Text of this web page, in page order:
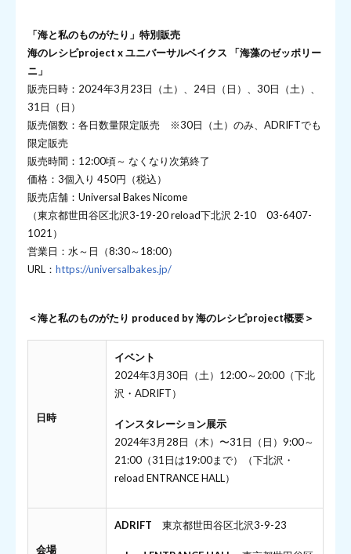
「海と私のものがたり」特別販売
海のレシピproject x ユニバーサルベイクス 「海藻のゼッポリー
ニ」
販売日時：2024年3月23日（土）、24日（日）、30日（土）、
31日（日）
販売個数：各日数量限定販売 ※30日（土）のみ、ADRIFTでも
限定販売
販売時間：12:00頃～ なくなり次第終了
価格：3個入り 450円（税込）
販売店舗：Universal Bakes Nicome
（東京都世田谷区北沢3-19-20 reload下北沢 2-10 03-6407-
1021）
営業日：水～日（8:30～18:00）
URL： https://universalbakes.jp/
＜海と私のものがたり produced by 海のレシピproject概要＞
日時
イベント
2024年3月30日（土）12:00～20:00（下北
沢・ADRIFT）
インスタレーション展示
2024年3月28日（木）〜31日（日）9:00～
21:00（31日は19:00まで）（下北沢・
reload ENTRANCE HALL）
会場
ADRIFT 東京都世田谷区北沢3-9-23